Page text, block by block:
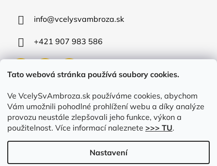
Tato webová stránka používá soubory cookies.
Ve VcelySvAmbroza.sk používáme cookies, abychom
Vám umožnili pohodlné prohlížení webu a díky analýze
provozu neustále zlepšovali jeho funkce, výkon a
použitelnost. Více informací naleznete >>> TU.
Nastavení
info@vcelysvambroza.sk
+421 907 983 586
Přijímáme online platby